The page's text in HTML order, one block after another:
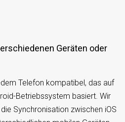
Telefon kompatibel, das auf
Betriebssystem basiert. Wir
Synchronisation zwischen iOS